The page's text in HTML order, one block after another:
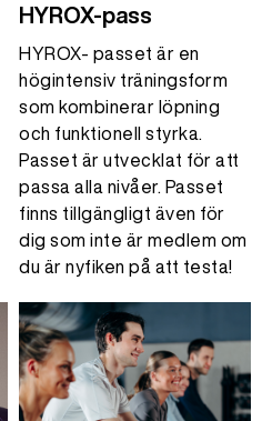
HYROX-pass
HYROX- passet är en
högintensiv träningsform
som kombinerar löpning
och funktionell styrka.
Passet är utvecklat för att
passa alla nivåer. Passet
finns tillgängligt även för
dig som inte är medlem om
du är nyfiken på att testa!